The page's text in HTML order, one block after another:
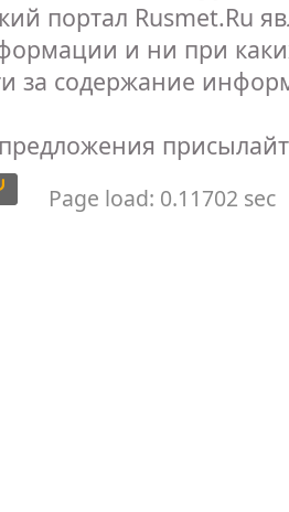
портал Rusmet.Ru
и ни при
за содержание
Page load: 0.11702 sec